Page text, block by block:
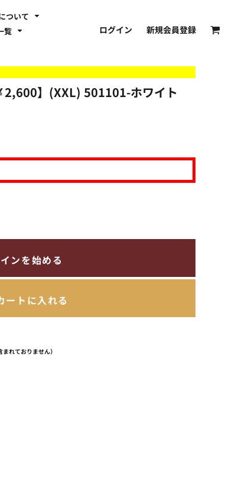
ついて
覧
ログイン 新規会員登録
2,600】(XXL) 501101-ホワイト
ンを始める
ートに入れる
れておりません）